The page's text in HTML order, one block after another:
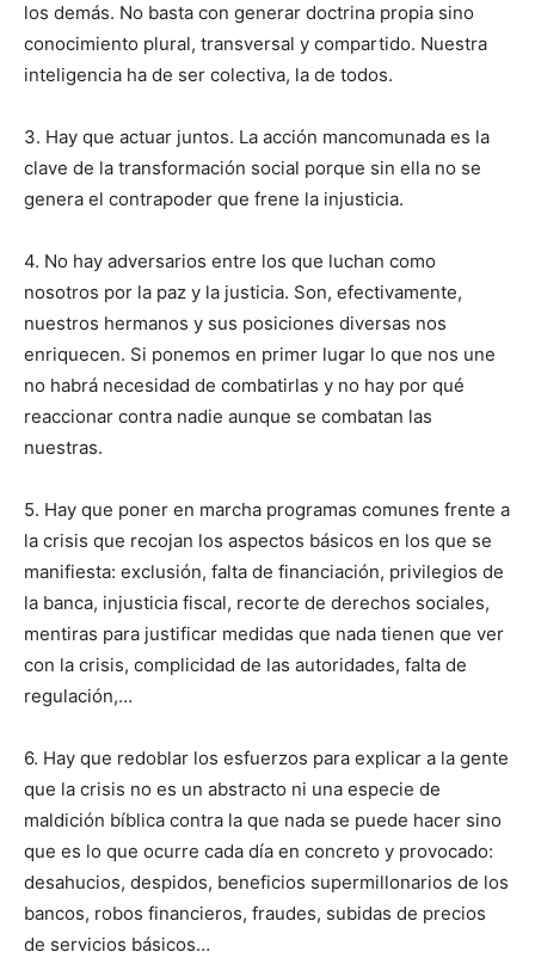
los demás. No basta con generar doctrina propia sino
conocimiento plural, transversal y compartido. Nuestra
inteligencia ha de ser colectiva, la de todos.
3. Hay que actuar juntos. La acción mancomunada es la
clave de la transformación social porque sin ella no se
genera el contrapoder que frene la injusticia.
4. No hay adversarios entre los que luchan como
nosotros por la paz y la justicia. Son, efectivamente,
nuestros hermanos y sus posiciones diversas nos
enriquecen. Si ponemos en primer lugar lo que nos une
no habrá necesidad de combatirlas y no hay por qué
reaccionar contra nadie aunque se combatan las
nuestras.
5. Hay que poner en marcha programas comunes frente a
la crisis que recojan los aspectos básicos en los que se
manifiesta: exclusión, falta de financiación, privilegios de
la banca, injusticia fiscal, recorte de derechos sociales,
mentiras para justificar medidas que nada tienen que ver
con la crisis, complicidad de las autoridades, falta de
regulación,…
6. Hay que redoblar los esfuerzos para explicar a la gente
que la crisis no es un abstracto ni una especie de
maldición bíblica contra la que nada se puede hacer sino
que es lo que ocurre cada día en concreto y provocado:
desahucios, despidos, beneficios supermillonarios de los
bancos, robos financieros, fraudes, subidas de precios
de servicios básicos…